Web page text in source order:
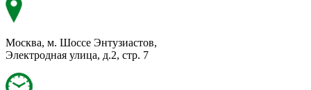
Москва, м. Шоссе Энтузиастов,
Электродная улица, д.2, стр. 7